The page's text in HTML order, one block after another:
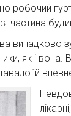
робочий
частина
випадково
як і
їй